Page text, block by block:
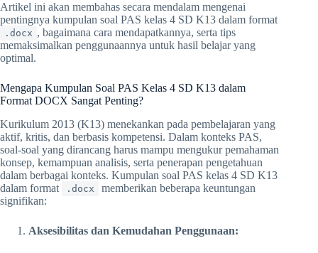
Artikel ini akan membahas secara mendalam mengenai
pentingnya kumpulan soal PAS kelas 4 SD K13 dalam format
.docx , bagaimana cara mendapatkannya, serta tips
memaksimalkan penggunaannya untuk hasil belajar yang
optimal.
Mengapa Kumpulan Soal PAS Kelas 4 SD K13 dalam
Format DOCX Sangat Penting?
Kurikulum 2013 (K13) menekankan pada pembelajaran yang
aktif, kritis, dan berbasis kompetensi. Dalam konteks PAS,
soal-soal yang dirancang harus mampu mengukur pemahaman
konsep, kemampuan analisis, serta penerapan pengetahuan
dalam berbagai konteks. Kumpulan soal PAS kelas 4 SD K13
dalam format
.docx
memberikan beberapa keuntungan
signifikan:
Aksesibilitas dan Kemudahan Penggunaan: